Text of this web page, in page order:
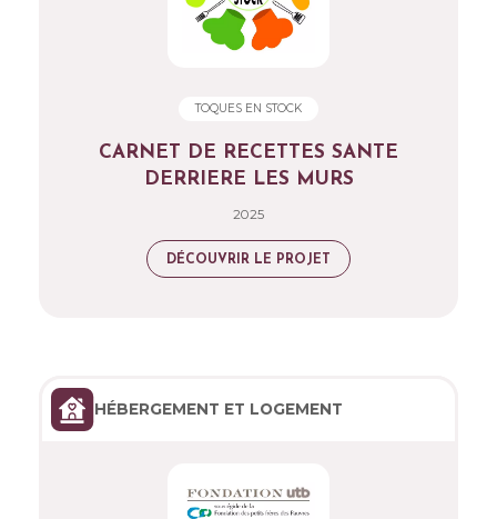
TOQUES EN STOCK
CARNET DE RECETTES SANTE
DERRIERE LES MURS
2025
DÉCOUVRIR LE PROJET
HÉBERGEMENT ET LOGEMENT